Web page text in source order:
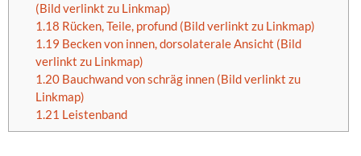
(Bild verlinkt zu Linkmap)
1.18 Rücken, Teile, profund (Bild verlinkt zu Linkmap)
1.19 Becken von innen, dorsolaterale Ansicht (Bild
verlinkt zu Linkmap)
1.20Bauchwand von schräg innen (Bild verlinkt zu
Linkmap)
1.21 Leistenband